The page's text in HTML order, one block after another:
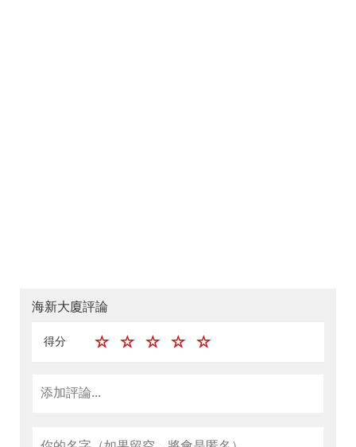
海新大廈評論
得分